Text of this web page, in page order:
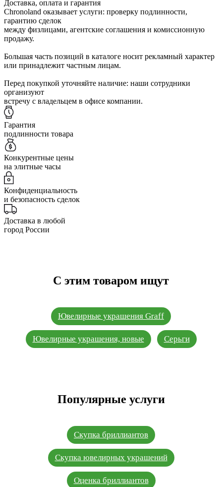
Доставка, оплата и гарантия
Chronoland оказывает услуги: проверку подлинности,
гарантию сделок
между физлицами, агентские соглашения и комиссионную
продажу.
Большая часть позиций в каталоге носит рекламный характер
или принадлежит частным лицам.
Перед покупкой уточняйте наличие: наши сотрудники
организуют
встречу с владельцем в офисе компании.
Гарантия
подлинности товара
Конкурентные цены
на элитные часы
Конфиденциальность
и безопасность сделок
Доставка в любой
город России
С этим товаром ищут
Ювелирные украшения Graff
Ювелирные украшения, новые Серьги
Популярные услуги
Скупка бриллиантов
Скупка ювелирных украшений
Оценка бриллиантов